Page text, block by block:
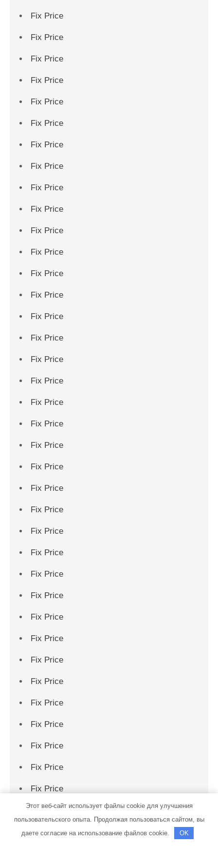
Fix Price
Fix Price
Fix Price
Fix Price
Fix Price
Fix Price
Fix Price
Fix Price
Fix Price
Fix Price
Fix Price
Fix Price
Fix Price
Fix Price
Fix Price
Fix Price
Fix Price
Fix Price
Fix Price
Fix Price
Fix Price
Fix Price
Fix Price
Fix Price
Fix Price
Fix Price
Fix Price
Fix Price
Fix Price
Fix Price
Fix Price
Fix Price
Fix Price
Fix Price
Fix Price
Fix Price
Fix Price
Fix Price
Fix Price
Этот веб-сайт использует файлы cookie для улучшения
пользовательского опыта. Продолжая пользоваться сайтом, вы
даете согласие на использование файлов cookie.
OK